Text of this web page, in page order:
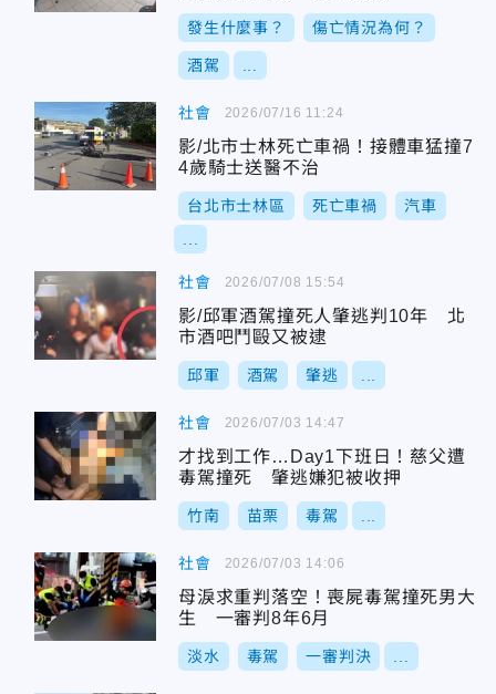
發生什麼事？ 傷亡情況為何？
酒駕
社會
影/北市士林死亡車禍！接體車猛撞7
4歲騎士送醫不治
台北市士林區 死亡車禍 汽車
2026/07/16 11:24
社會
影/邱軍酒駕撞死人肇逃判10年 北
市酒吧鬥毆又被逮
邱軍 酒駕 肇逃
2026/07/08 15:54
社會
才找到工作…Day1下班日！慈父遭
毒駕撞死 肇逃嫌犯被收押
竹南 苗栗 毒駕
2026/07/03 14:47
社會
母淚求重判落空！喪屍毒駕撞死男大
生 一審判8年6月
淡水 毒駕 一審判決
2026/07/03 14:06